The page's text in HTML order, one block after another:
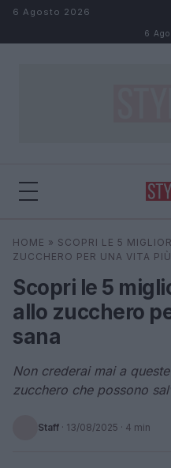
Salta al contenuto
6 Agosto 2026
6
Cerca
HOME » SCOPRI LE 5
ZUCCHERO PER UNA VITA
Scopri le 5
allo zucchero
sana
Non crederai mai a
zucchero che possono
Staff · 13/08/2025 · 4 min